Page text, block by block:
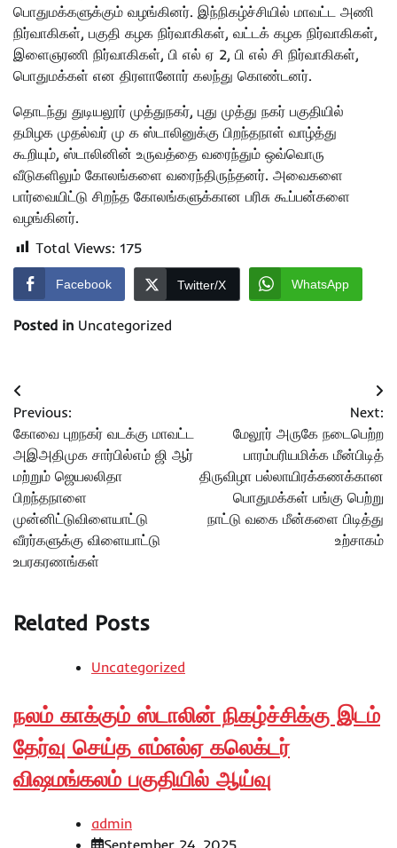
பொதுமக்களுக்கும் வழங்கினர். இந்நிகழ்ச்சியில் மாவட்ட அணி
நிர்வாகிகள், பகுதி கழக நிர்வாகிகள், வட்டக் கழக நிர்வாகிகள்,
இளைஞரணி நிர்வாகிகள், பி எல் ஏ 2, பி எல் சி நிர்வாகிகள்,
பொதுமக்கள் என திரளானோர் கலந்து கொண்டனர்.
தொடந்து துடியலூர் முத்துநகர், புது முத்து நகர் பகுதியில்
தமிழக முதல்வர் மு க ஸ்டாலினுக்கு பிறந்தநாள் வாழ்த்து
கூறியும், ஸ்டாலினின் உருவத்தை வரைந்தும் ஒவ்வொரு
வீடுகளிலும் கோலங்களை வரைந்திருந்தனர். அவைகளை
பார்வையிட்டு சிறந்த கோலங்களுக்கான பரிசு கூப்பன்களை
வழங்கினர்.
Total Views: 175
Facebook Twitter/X WhatsApp
Posted in Uncategorized
Post
navigation
Previous:
கோவை புறநகர் வடக்கு மாவட்ட
அஇஅதிமுக சார்பில்எம் ஜி ஆர்
மற்றும் ஜெயலலிதா
பிறந்தநாளை
முன்னிட்டுவிளையாட்டு
வீரர்களுக்கு விளையாட்டு
உபரகரணங்கள்
Next:
மேலூர் அருகே நடைபெற்ற
பாரம்பரியமிக்க மீன்பிடித்
திருவிழா பல்லாயிரக்கணக்கான
பொதுமக்கள் பங்கு பெற்று
நாட்டு வகை மீன்களை பிடித்து
உற்சாகம்
Related Posts
Uncategorized
நலம் காக்கும் ஸ்டாலின் நிகழ்ச்சிக்கு இடம்
தேர்வு செய்த எம்எல்ஏ கலெக்டர்
விஷமங்கலம் பகுதியில் ஆய்வு
admin